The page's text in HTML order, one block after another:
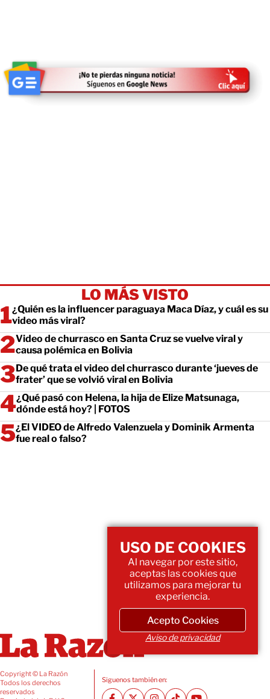
LO MÁS VISTO
¿Quién es la influencer paraguaya Maca Díaz, y cuál es su
video más viral?
Video de churrasco en Santa Cruz se vuelve viral y
causa polémica en Bolivia
De qué trata el video del churrasco durante ‘jueves de
frater’ que se volvió viral en Bolivia
¿Qué pasó con Helena, la hija de Elize Matsunaga,
dónde está hoy? | FOTOS
¿El VIDEO de Alfredo Valenzuela y Dominik Armenta
fue real o falso?
Copyright © La Razón
Todos los derechos
reservados
Siguenos también en:
USO DE COOKIES
Al navegar por este sitio,
aceptas las cookies que
utilizamos para mejorar tu
experiencia.
Acepto Cookies
Aviso de privacidad